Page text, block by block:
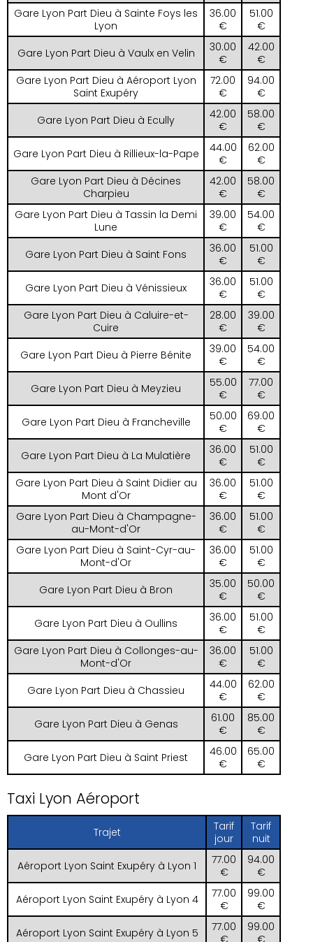
Gare Lyon Part Dieu à Sainte Foys les
Lyon
36.00
€
51.00
€
Gare Lyon Part Dieu à Vaulx en Velin
30.00
€
42.00
€
Gare Lyon Part Dieu à Aéroport Lyon
Saint Exupéry
72.00
€
94.00
€
Gare Lyon Part Dieu à Ecully
42.00
€
58.00
€
Gare Lyon Part Dieu à Rillieux-la-Pape
44.00
€
62.00
€
Gare Lyon Part Dieu à Décines
Charpieu
42.00
€
58.00
€
Gare Lyon Part Dieu à Tassin la Demi
Lune
39.00
€
54.00
€
Gare Lyon Part Dieu à Saint Fons
36.00
€
51.00
€
Gare Lyon Part Dieu à Vénissieux
36.00
€
51.00
€
Gare Lyon Part Dieu à Caluire-et-
Cuire
28.00
€
39.00
€
Gare Lyon Part Dieu à Pierre Bénite
39.00
€
54.00
€
Gare Lyon Part Dieu à Meyzieu
55.00
€
77.00
€
Gare Lyon Part Dieu à Francheville
50.00
€
69.00
€
Gare Lyon Part Dieu à La Mulatière
36.00
€
51.00
€
Gare Lyon Part Dieu à Saint Didier au
Mont d'Or
36.00
€
51.00
€
Gare Lyon Part Dieu à Champagne-
au-Mont-d'Or
36.00
€
51.00
€
Gare Lyon Part Dieu à Saint-Cyr-au-
Mont-d'Or
36.00
€
51.00
€
Gare Lyon Part Dieu à Bron
35.00
€
50.00
€
Gare Lyon Part Dieu à Oullins
36.00
€
51.00
€
Gare Lyon Part Dieu à Collonges-au-
Mont-d'Or
36.00
€
51.00
€
Gare Lyon Part Dieu à Chassieu
44.00
€
62.00
€
Gare Lyon Part Dieu à Genas
61.00
€
85.00
€
Gare Lyon Part Dieu à Saint Priest
46.00
€
65.00
€
Taxi Lyon Aéroport
Trajet
Tarif
jour
Tarif
nuit
Aéroport Lyon Saint Exupéry à Lyon 1
77.00
€
94.00
€
Aéroport Lyon Saint Exupéry à Lyon 4
77.00
€
99.00
€
Aéroport Lyon Saint Exupéry à Lyon 5
77.00
€
99.00
€